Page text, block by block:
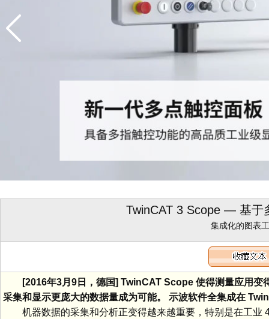
TwinCAT 3 Scope — 基于
集成化的图表
[2016年3月9日，德国] TwinCAT Scope 使得测量应用变
采集和显示更庞大的数据量成为可能。 示波软件全集成在
机器数据的采集和分析正变得越来越重要，特别是在工业